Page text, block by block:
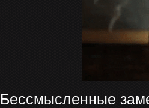
Бессмысленные